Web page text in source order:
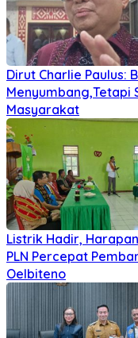
Dirut Charlie Paulus:
Menyumbang,Tetapi
Masyarakat
Listrik Hadir,
PLN Percepat
Oelbiteno